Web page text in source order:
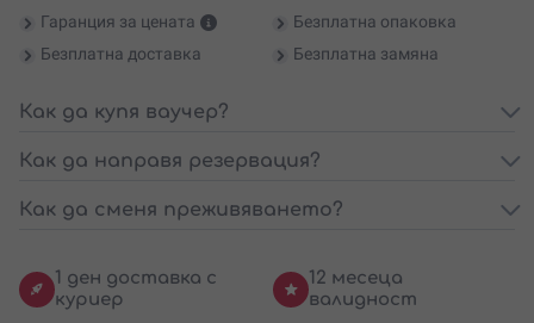
Гаранция за цената
Безплатна опаковка
Безплатна доставка
Безплатна замяна
Как да купя ваучер?
Как да направя резервация?
Как да сменя преживяването?
1 ден доставка с
куриер
12 месеца
валидност